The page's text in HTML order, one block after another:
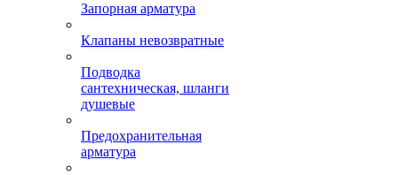
Запорная арматура
Клапаны невозвратные
Подводка
сантехническая, шланги
душевые
Предохранительная
арматура